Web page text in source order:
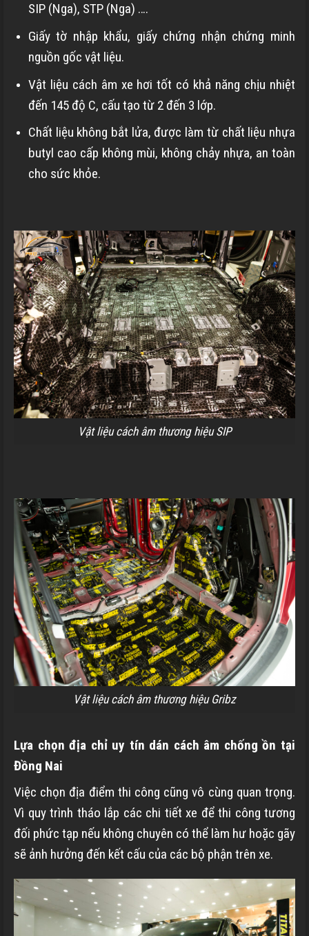
SIP (Nga), STP (Nga) ….
Giấy tờ nhập khẩu, giấy chứng nhận chứng minh
nguồn gốc vật liệu.
Vật liệu cách âm xe hơi tốt có khả năng chịu nhiệt
đến 145 độ C, cấu tạo từ 2 đến 3 lớp.
Chất liệu không bắt lửa, được làm từ chất liệu nhựa
butyl cao cấp không mùi, không chảy nhựa, an toàn
cho sức khỏe.
Vật liệu cách âm thương hiệu SIP
Vật liệu cách âm thương hiệu Gribz
Lựa chọn địa chỉ uy tín dán cách âm chống ồn tại
Đồng Nai
Việc chọn địa điểm thi công cũng vô cùng quan trọng.
Vì quy trình tháo lắp các chi tiết xe để thi công tương
đối phức tạp nếu không chuyên có thể làm hư hoặc gãy
sẽ ảnh hưởng đến kết cấu của các bộ phận trên xe.